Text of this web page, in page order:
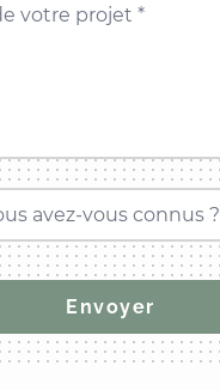
votre projet *
avez-vous connus ?